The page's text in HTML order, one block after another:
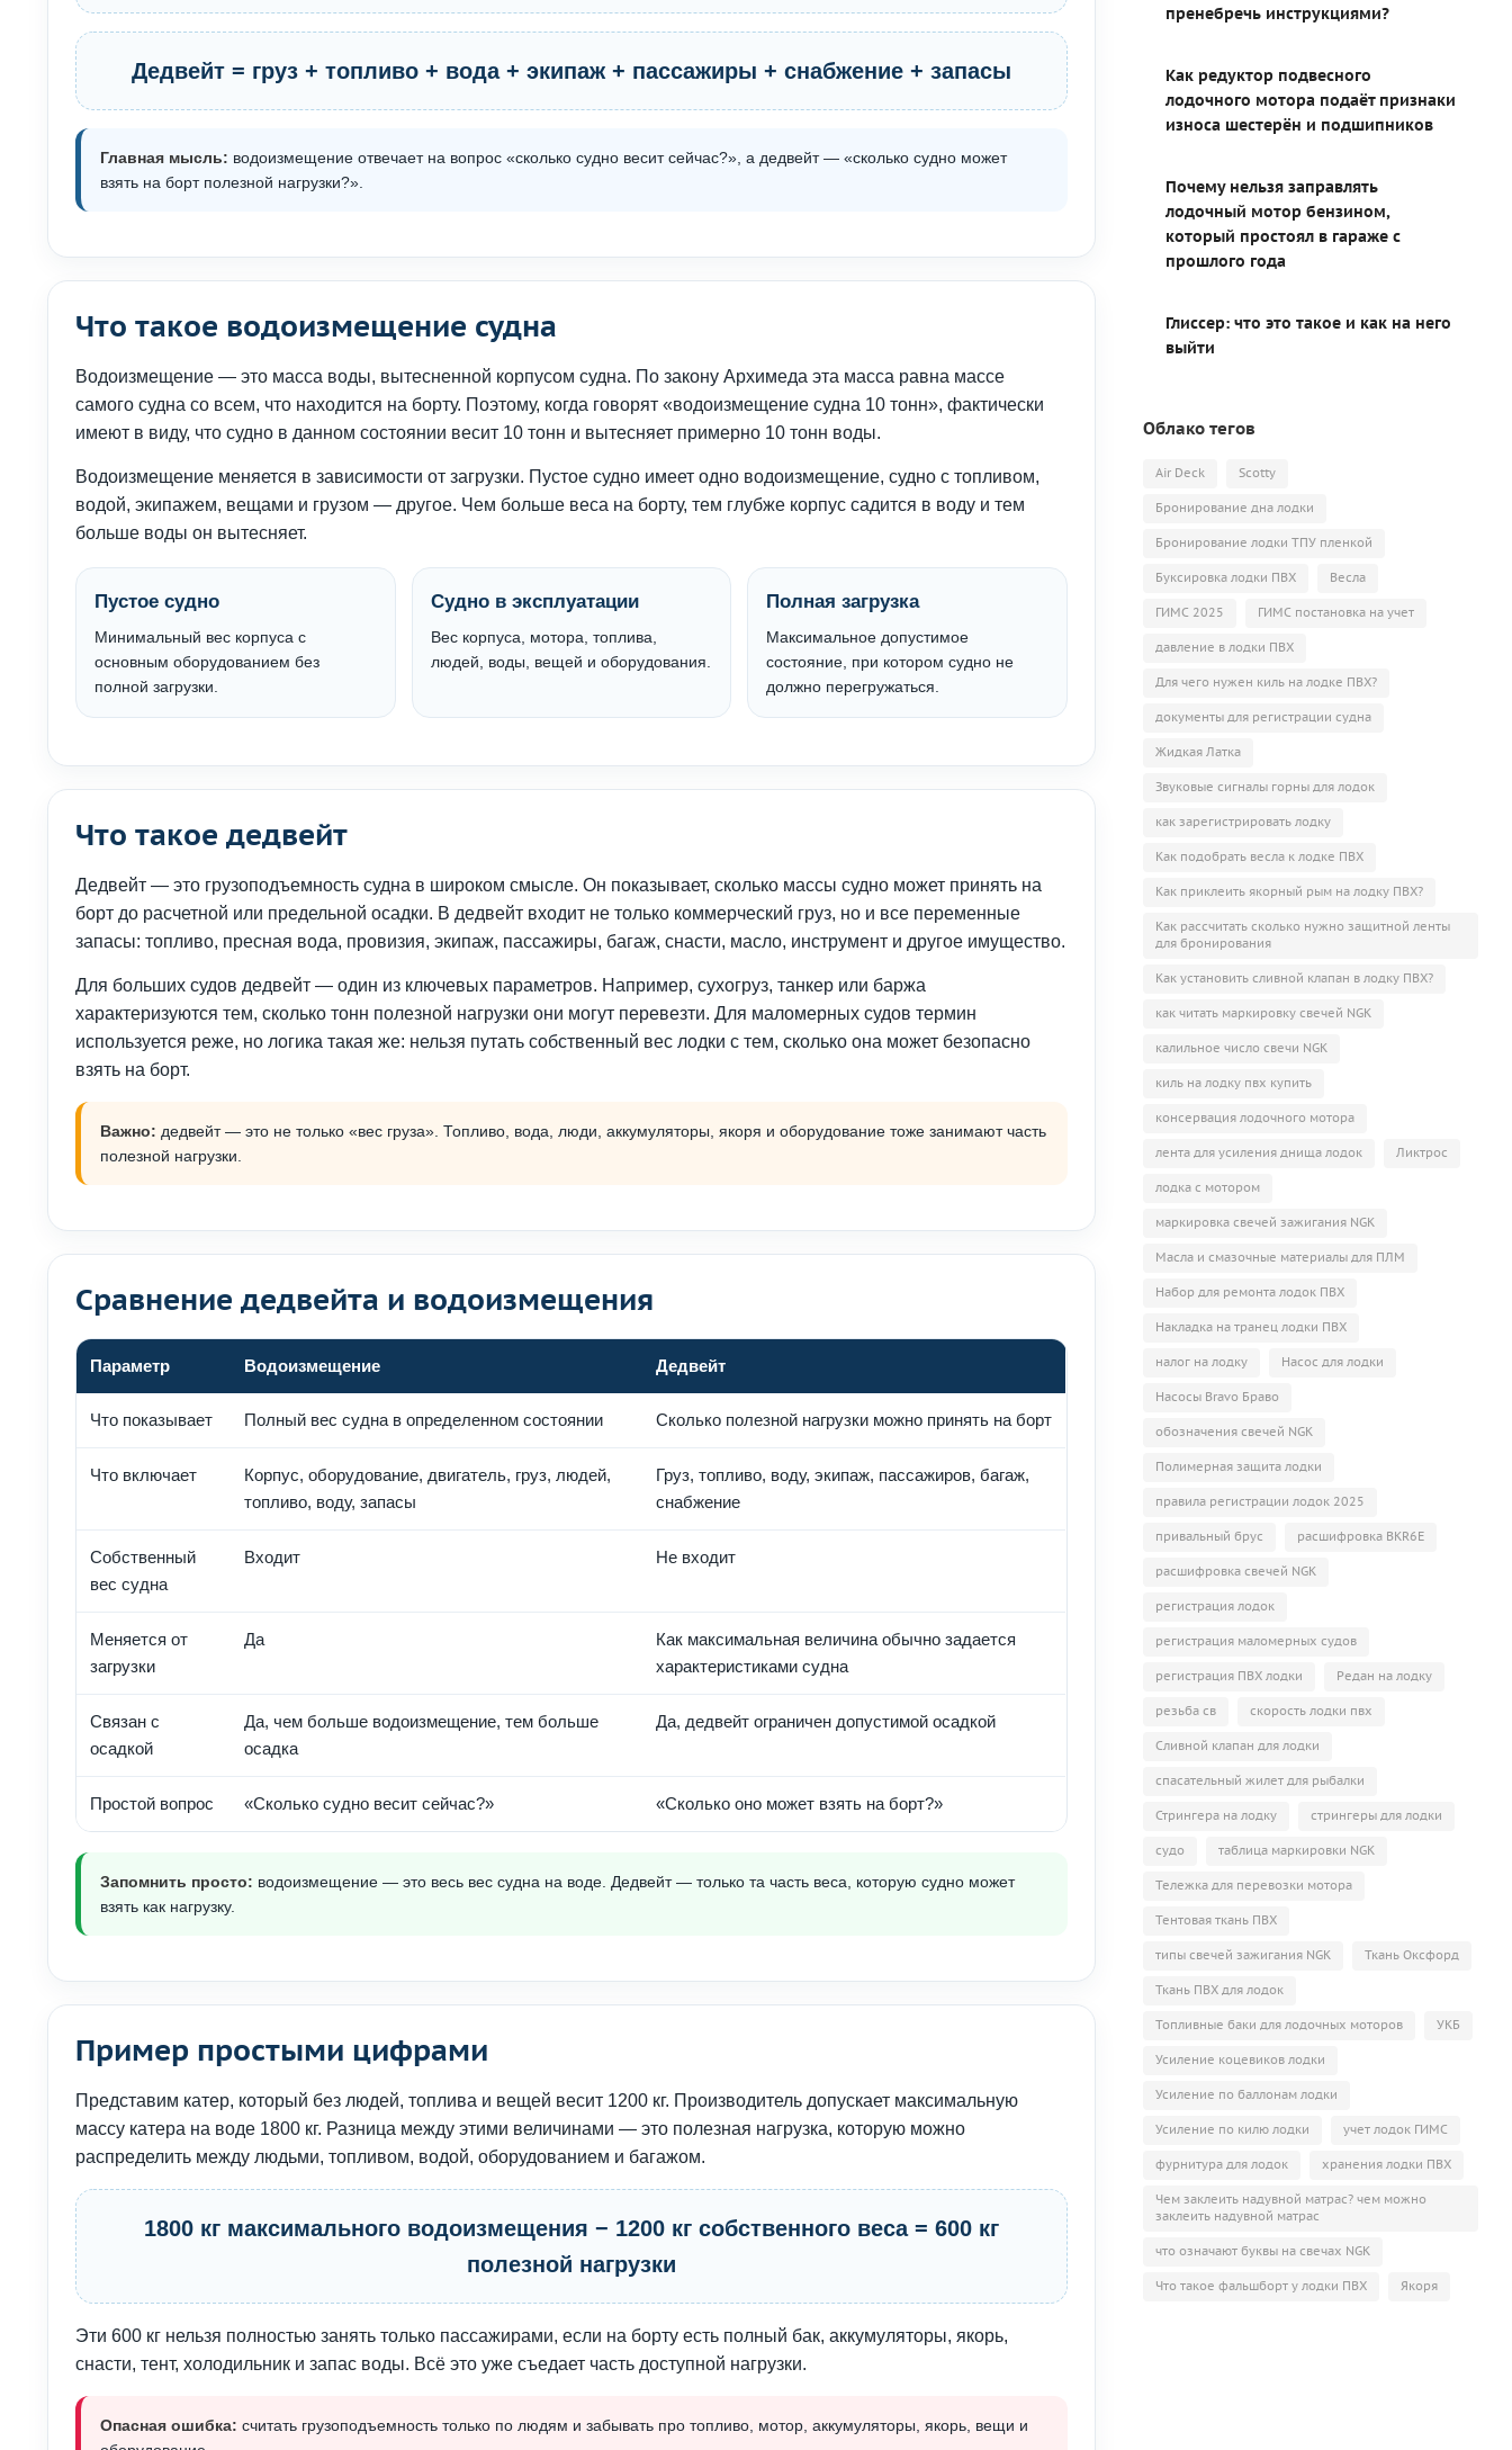
Дедвейт = груз + топливо + вода + экипаж + пассажиры + снабжение + запасы
Главная мысль: водоизмещение отвечает на вопрос «сколько судно весит сейчас?», а дедвейт — «сколько судно может
взять на борт полезной нагрузки?».
Что такое водоизмещение судна
Водоизмещение — это масса воды, вытесненной корпусом судна. По закону Архимеда эта масса равна массе
самого судна со всем, что находится на борту. Поэтому, когда говорят «водоизмещение судна 10 тонн», фактически
имеют в виду, что судно в данном состоянии весит 10 тонн и вытесняет примерно 10 тонн воды.
Водоизмещение меняется в зависимости от загрузки. Пустое судно имеет одно водоизмещение, судно с топливом,
водой, экипажем, вещами и грузом — другое. Чем больше веса на борту, тем глубже корпус садится в воду и тем
больше воды он вытесняет.
Пустое судно
Минимальный вес корпуса с
основным оборудованием без
полной загрузки.
Судно в эксплуатации
Вес корпуса, мотора, топлива,
людей, воды, вещей и оборудования.
Полная загрузка
Максимальное допустимое
состояние, при котором судно не
должно перегружаться.
Что такое дедвейт
Дедвейт — это грузоподъемность судна в широком смысле. Он показывает, сколько массы судно может принять на
борт до расчетной или предельной осадки. В дедвейт входит не только коммерческий груз, но и все переменные
запасы: топливо, пресная вода, провизия, экипаж, пассажиры, багаж, снасти, масло, инструмент и другое имущество.
Для больших судов дедвейт — один из ключевых параметров. Например, сухогруз, танкер или баржа
характеризуются тем, сколько тонн полезной нагрузки они могут перевезти. Для маломерных судов термин
используется реже, но логика такая же: нельзя путать собственный вес лодки с тем, сколько она может безопасно
взять на борт.
Важно: дедвейт — это не только «вес груза». Топливо, вода, люди, аккумуляторы, якоря и оборудование тоже занимают часть
полезной нагрузки.
Сравнение дедвейта и водоизмещения
Параметр Водоизмещение Дедвейт
Что показывает Полный вес судна в определенном состоянии Сколько полезной нагрузки можно принять на борт
Что включает
Корпус, оборудование, двигатель, груз, людей,
топливо, воду, запасы
Груз, топливо, воду, экипаж, пассажиров, багаж,
снабжение
Собственный
вес судна
Входит Не входит
Меняется от
загрузки
Да
Как максимальная величина обычно задается
характеристиками судна
Связан с
осадкой
Да, чем больше водоизмещение, тем больше
осадка
Да, дедвейт ограничен допустимой осадкой
Простой вопрос «Сколько судно весит сейчас?» «Сколько оно может взять на борт?»
Запомнить просто: водоизмещение — это весь вес судна на воде. Дедвейт — только та часть веса, которую судно может
взять как нагрузку.
Пример простыми цифрами
Представим катер, который без людей, топлива и вещей весит 1200 кг. Производитель допускает максимальную
массу катера на воде 1800 кг. Разница между этими величинами — это полезная нагрузка, которую можно
распределить между людьми, топливом, водой, оборудованием и багажом.
1800 кг максимального водоизмещения − 1200 кг собственного веса = 600 кг
полезной нагрузки
Эти 600 кг нельзя полностью занять только пассажирами, если на борту есть полный бак, аккумуляторы, якорь,
снасти, тент, холодильник и запас воды. Всё это уже съедает часть доступной нагрузки.
Опасная ошибка: считать грузоподъемность только по людям и забывать про топливо, мотор, аккумуляторы, якорь, вещи и
пренебречь инструкциями?
Как редуктор подвесного
лодочного мотора подаёт признаки
износа шестерён и подшипников
Почему нельзя заправлять
лодочный мотор бензином,
который простоял в гараже с
прошлого года
Глиссер: что это такое и как на него
выйти
Облако тегов
Air Deck Scotty
Бронирование дна лодки
Бронирование лодки ТПУ пленкой
Буксировка лодки ПВХ Весла
ГИМС 2025 ГИМС постановка на учет
давление в лодки ПВХ
Для чего нужен киль на лодке ПВХ?
документы для регистрации судна
Жидкая Латка
Звуковые сигналы горны для лодок
как зарегистрировать лодку
Как подобрать весла к лодке ПВХ
Как приклеить якорный рым на лодку ПВХ?
Как рассчитать сколько нужно защитной ленты
для бронирования
Как установить сливной клапан в лодку ПВХ?
как читать маркировку свечей NGK
калильное число свечи NGK
киль на лодку пвх купить
консервация лодочного мотора
лента для усиления днища лодок Ликтрос
лодка с мотором
маркировка свечей зажигания NGK
Масла и смазочные материалы для ПЛМ
Набор для ремонта лодок ПВХ
Накладка на транец лодки ПВХ
налог на лодку Насос для лодки
Насосы Bravo Браво
обозначения свечей NGK
Полимерная защита лодки
правила регистрации лодок 2025
привальный брус расшифровка BKR6E
расшифровка свечей NGK
регистрация лодок
регистрация маломерных судов
регистрация ПВХ лодки Редан на лодку
резьба св скорость лодки пвх
Сливной клапан для лодки
спасательный жилет для рыбалки
Стрингера на лодку стрингеры для лодки
судо таблица маркировки NGK
Тележка для перевозки мотора
Тентовая ткань ПВХ
типы свечей зажигания NGK Ткань Оксфорд
Ткань ПВХ для лодок
Топливные баки для лодочных моторов УКБ
Усиление коцевиков лодки
Усиление по баллонам лодки
Усиление по килю лодки учет лодок ГИМС
фурнитура для лодок хранения лодки ПВХ
Чем заклеить надувной матрас? чем можно
заклеить надувной матрас
что означают буквы на свечах NGK
Что такое фальшборт у лодки ПВХ Якоря